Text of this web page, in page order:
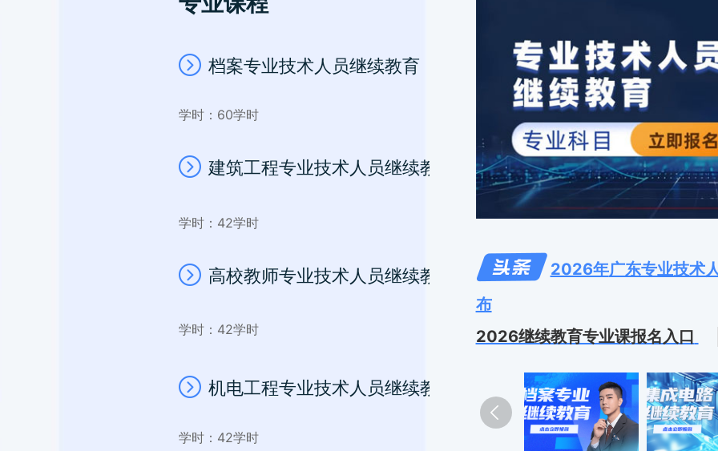
档案专业技术人员继续教育 专业课
学时：60学时
建筑工程专业技术人员继续教育 专业课
学时：42学时
高校教师专业技术人员继续教育 专业课
学时：42学时
机电工程专业技术人员继续教育 专业课
学时：42学时
2026年广东专业技术
布
2026继续教育专业课报名入口